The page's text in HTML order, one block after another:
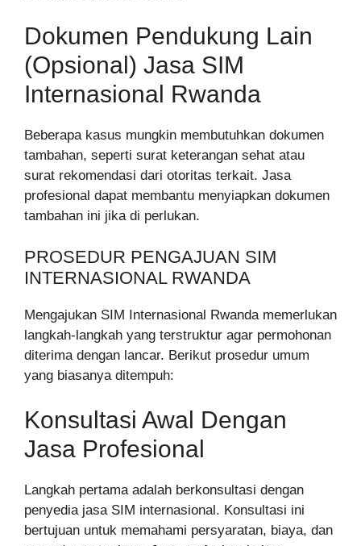
Dokumen Pendukung Lain
(Opsional) Jasa SIM
Internasional Rwanda
Beberapa kasus mungkin membutuhkan dokumen
tambahan, seperti surat keterangan sehat atau
surat rekomendasi dari otoritas terkait. Jasa
profesional dapat membantu menyiapkan dokumen
tambahan ini jika di perlukan.
PROSEDUR PENGAJUAN SIM
INTERNASIONAL RWANDA
Mengajukan SIM Internasional Rwanda memerlukan
langkah-langkah yang terstruktur agar permohonan
diterima dengan lancar. Berikut prosedur umum
yang biasanya ditempuh:
Konsultasi Awal Dengan
Jasa Profesional
Langkah pertama adalah berkonsultasi dengan
penyedia jasa SIM internasional. Konsultasi ini
bertujuan untuk memahami persyaratan, biaya, dan